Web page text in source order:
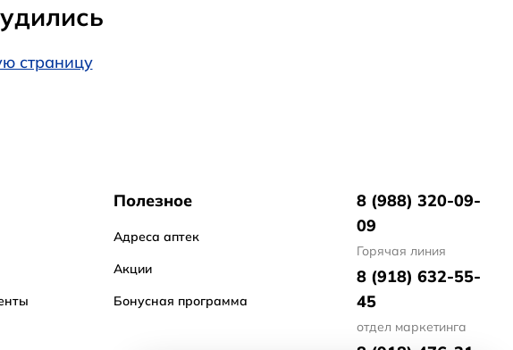
страницу
Полезное
Адреса аптек
Акции
Бонусная программа
8 (988) 320-09-
09
Горячая линия
8 (918) 632-55-
45
отдел маркетинга